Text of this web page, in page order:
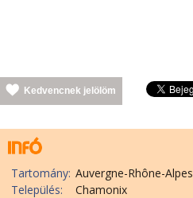
Kedvencnek jelölöm
Tartomány: Auvergne-Rhône-Alpes
Település:
Chamonix